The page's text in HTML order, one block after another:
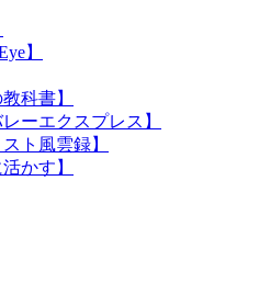
】
科書】
ーエクスプレス】
ト風雲録】
かす】